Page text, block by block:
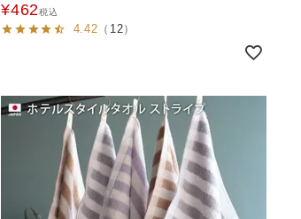
¥462税込
4.42 （ 12）